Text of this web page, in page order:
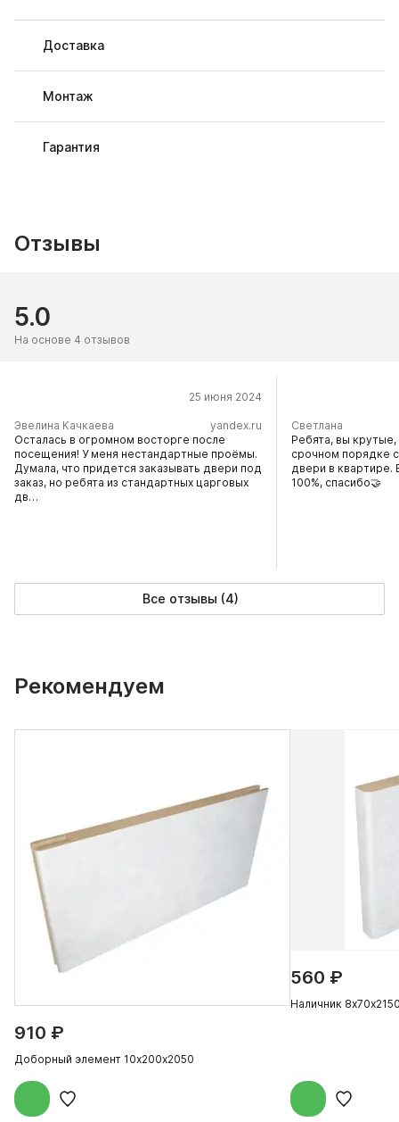
Доставка
Монтаж
Гарантия
Отзывы
5.0
На основе 4 отзывов
25 июня 2024
Эвелина Качкаева
yandex.ru
Осталась в огромном восторге после
посещения! У меня нестандартные проëмы.
Думала, что придется заказывать двери под
заказ, но ребята из стандартных царговых
дв…
Светлана
Ребята, вы
срочном порядке
двери в квартире.
100%, спасибо🤝
Все отзывы (4)
Рекомендуем
910 ₽
Доборный элемент 10х200х2050
560 ₽
Наличник